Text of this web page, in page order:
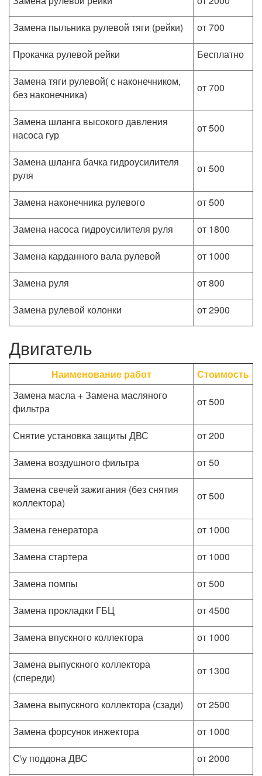
Замена пыльника рулевой тяги (рейки)
от 700
Прокачка рулевой рейки
Бесплатно
Замена тяги рулевой( с наконечником,
без наконечника)
от 700
Замена шланга высокого давления
насоса гур
от 500
Замена шланга бачка гидроусилителя
руля
от 500
Замена наконечника рулевого
от 500
Замена насоса гидроусилителя руля
от 1800
Замена карданного вала рулевой
от 1000
Замена руля
от 800
Замена рулевой колонки
от 2900
Двигатель
Наименование работ
Стоимость
Замена масла + Замена масляного
фильтра
от 500
Снятие установка защиты ДВС
от 200
Замена воздушного фильтра
от 50
Замена свечей зажигания (без снятия
коллектора)
от 500
Замена генератора
от 1000
Замена стартера
от 1000
Замена помпы
от 500
Замена прокладки ГБЦ
от 4500
Замена впускного коллектора
от 1000
Замена выпускного коллектора
(спереди)
от 1300
Замена выпускного коллектора (сзади)
от 2500
Замена форсунок инжектора
от 1000
С\у поддона ДВС
от 2000